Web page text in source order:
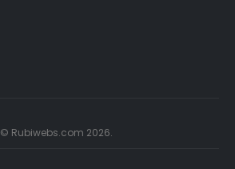
© Rubiwebs.com 2026.